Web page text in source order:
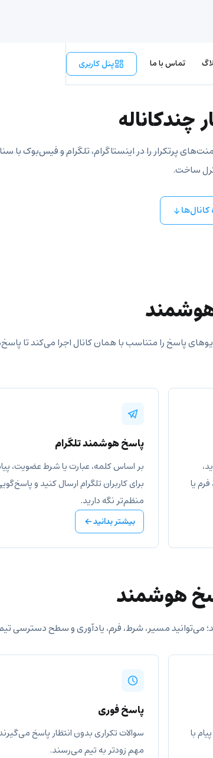
تماس با ما پنل کاربری
پرتکرار را در اینستاگرام، تلگرام و فیس‌بوک
ساخت.
پاسخ را متناسب با همان کانال اجرا می‌کند تا
یا
پاسخ هوشمند تلگرام
بر اساس کلمه، عبارت یا شرط عضویت،
برای کاربران تلگرام ارسال کنید و
منظم‌تر نگه دارید.
بیشتر بدانید
هوشمند
مسیر، شرط، فرم، یادآوری و سطح دسترسی تیم
با
پاسخ فوری
سوالات تکراری بدون انتظار پاسخ
مهم زودتر به تیم می‌رسند.